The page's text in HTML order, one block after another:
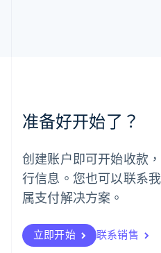
准备好开始了？
创建账户即可开始收款
行信息。您也可以联系
属支付解决方案。
立即开始 联系销售
English
葡萄牙
日本
日本語English
瑞典
SvenskaEnglish
Deutsch FrançaisItaliano
塞浦路斯